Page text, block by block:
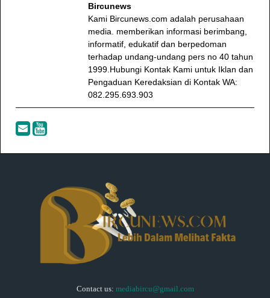
Bircunews
Kami Bircunews.com adalah perusahaan
media. memberikan informasi berimbang,
informatif, edukatif dan berpedoman
terhadap undang-undang pers no 40 tahun
1999.Hubungi Kontak Kami untuk Iklan dan
Pengaduan Keredaksian di Kontak WA:
082.295.693.903
Contact us: mediabircu@gmail.com